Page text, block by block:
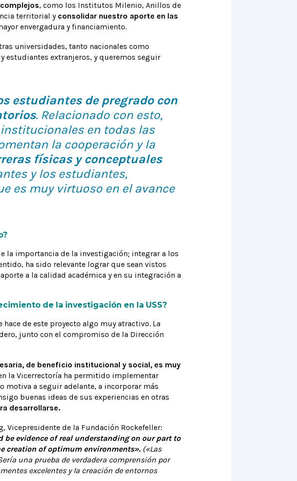
, como los Institutos Milenio, Anillos de
territorial y consolidar nuestro aporte en las
envergadura y financiamiento.
universidades, tanto nacionales como
estudiantes extranjeros, y queremos seguir
estudiantes de pregrado con
. Relacionado con esto,
en todas las
la cooperación y la
físicas y conceptuales
y los estudiantes,
es muy virtuoso en el avance
la importancia de la investigación; integrar a los
ha sido relevante lograr que sean vistos
a la calidad académica y en su integración a
de la investigación en la USS?
de este proyecto algo muy atractivo. La
junto con el compromiso de la Dirección
de beneficio institucional y social, es muy
la Vicerrectoría ha permitido implementar
motiva a seguir adelante, a incorporar más
buenas ideas de sus experiencias en otras
desarrollarse.
Vicepresidente de la Fundación Rockefeller:
be evidence of real understanding on our part to
creation of optimum environments». («Las
una prueba de verdadera comprensión por
excelentes y la creación de entornos